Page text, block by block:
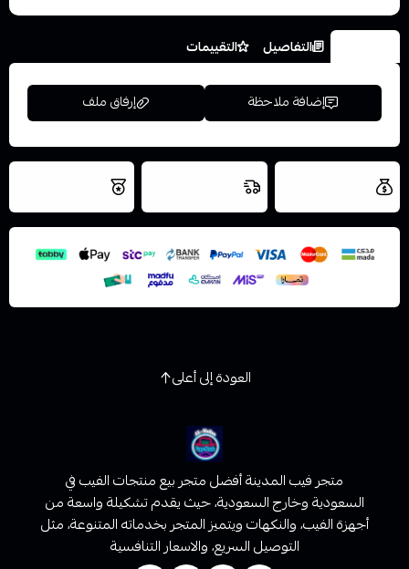
التفاصيل التقييمات
إضافة ملاحظة إرفاق ملف
اسحب و افلت الملف هنا
استعراض
نتميز بلجودة
العودة إلى أعلى
متجر فيب المدينة أفضل متجر بيع منتجات الفيب في
السعودية وخارج السعودية، حيث يقدم تشكيلة واسعة من
أجهزة الفيب، والنكهات ويتميز المتجر بخدماته المتنوعة، مثل
التوصيل السريع، والاسعار التنافسية